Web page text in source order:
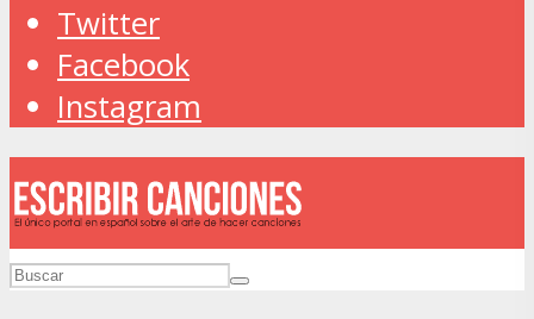
Twitter
Facebook
Instagram